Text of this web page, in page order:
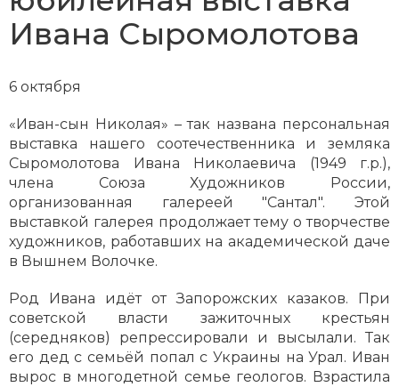
Ивана Сыромолотова
6 октября
«Иван-сын Николая» – так названа персональная
выставка нашего соотечественника и земляка
Сыромолотова Ивана Николаевича (1949 г.р.),
члена Союза Художников России,
организованная галереей "Сантал". Этой
выставкой галерея продолжает тему о творчестве
художников, работавших на академической даче
в Вышнем Волочке.
Род Ивана идёт от Запорожских казаков. При
советской власти зажиточных крестьян
(середняков) репрессировали и высылали. Так
его дед с семьёй попал с Украины на Урал. Иван
вырос в многодетной семье геологов. Взрастила